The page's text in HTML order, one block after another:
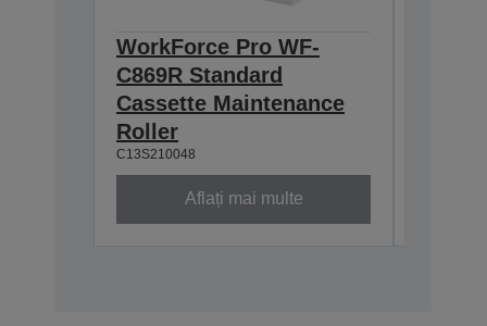
WorkForce Pro WF-
C869R Standard
Cassette Maintenance
Roller
C13S210048
Aflați mai multe